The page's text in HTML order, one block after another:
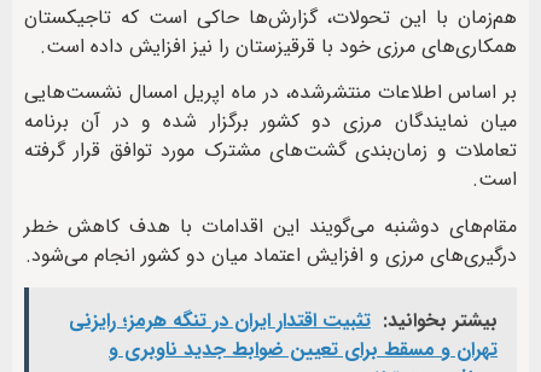
هم‌زمان با این تحولات، گزارش‌ها حاکی است که تاجیکستان
همکاری‌های مرزی خود با قرقیزستان را نیز افزایش داده است.
بر اساس اطلاعات منتشرشده، در ماه اپریل امسال نشست‌هایی
میان نمایندگان مرزی دو کشور برگزار شده و در آن برنامه
تعاملات و زمان‌بندی گشت‌های مشترک مورد توافق قرار گرفته
است.
مقام‌های دوشنبه می‌گویند این اقدامات با هدف کاهش خطر
درگیری‌های مرزی و افزایش اعتماد میان دو کشور انجام می‌شود.
بیشتر بخوانید: تثبیت اقتدار ایران در تنگه هرمز؛ رایزنی
تهران و مسقط برای تعیین ضوابط جدید ناوبری و